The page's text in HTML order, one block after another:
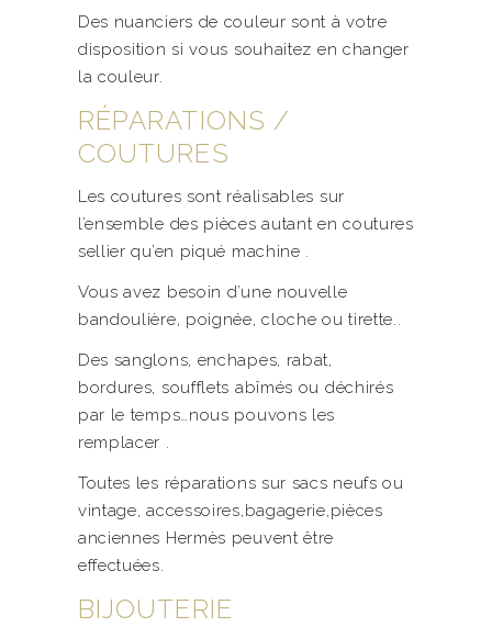
Des nuanciers de couleur sont à votre
disposition si vous souhaitez en changer
la couleur.
RÉPARATIONS /
COUTURES
Les coutures sont réalisables sur
l’ensemble des pièces autant en coutures
sellier qu’en piqué machine .
Vous avez besoin d’une nouvelle
bandoulière, poignée, cloche ou tirette..
Des sanglons, enchapes, rabat,
bordures, soufflets abîmés ou déchirés
par le temps…nous pouvons les
remplacer .
Toutes les réparations sur sacs neufs ou
vintage, accessoires,bagagerie,pièces
anciennes Hermès peuvent être
effectuées.
BIJOUTERIE